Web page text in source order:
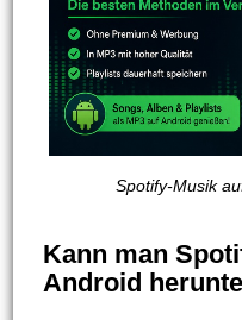
Spotify-Musik
Kann man
Android